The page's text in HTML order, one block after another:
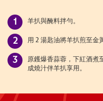
羊扒與醃料拌勻。
用 2 湯匙油將羊扒煎至金
原鑊爆香蒜蓉，下紅酒煮
成燒汁伴羊扒享用。